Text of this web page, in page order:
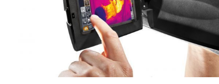
СПРАВОЧНЫЕ МАТЕРИАЛЫ
КОНДИЦИОНИРОВАНИЕ СЕРВЕРНОЙ
ИСТОРИЯ БРЕНДОВ